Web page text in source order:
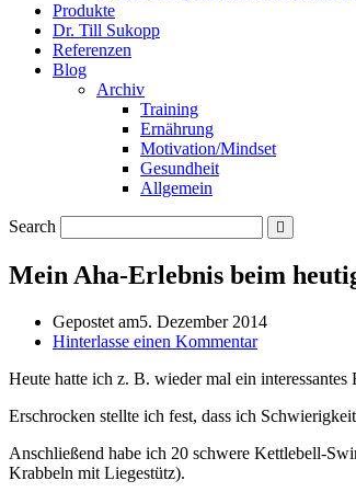
Produkte
Dr. Till Sukopp
Referenzen
Blog
Archiv
Training
Ernährung
Motivation/Mindset
Gesundheit
Allgemein
Search
Mein Aha-Erlebnis beim
Gepostet am5. Dezember 2014
Hinterlasse einen Kommentar
Heute hatte ich z. B. wieder mal ein
Erschrocken stellte ich fest, dass ich
Anschließend habe ich 20 schwere Kettlebell-
Krabbeln mit Liegestütz).